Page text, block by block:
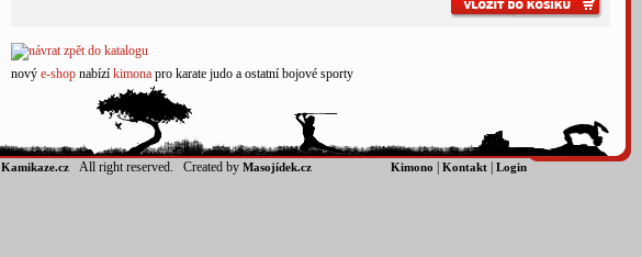
nový e-shopnabízí kimonapro karate judo a ostatní bojové sporty
Kamikaze.czAll right reserved. Created by Masojídek.cz Kimono Kontakt| Login